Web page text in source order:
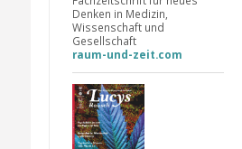
Denken in Medizin,
Wissenschaft und
Gesellschaft
raum-und-zeit.com